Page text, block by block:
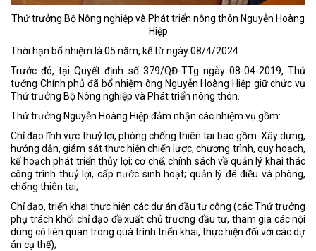
Thứ trưởng Bộ Nông nghiệp và Phát triển nông thôn Nguyễn Hoàng
Hiệp
Thời hạn bổ nhiệm là 05 năm, kể từ ngày 08/4/2024.
Trước đó, tại Quyết định số 379/QĐ-TTg ngày 08-04-2019, Thủ
tướng Chính phủ đã bổ nhiệm ông Nguyễn Hoàng Hiệp giữ chức vụ
Thứ trưởng Bộ Nông nghiệp và Phát triển nông thôn.
Thứ trưởng Nguyễn Hoàng Hiệp đảm nhận các nhiệm vụ gồm:
Chỉ đạo lĩnh vực thuỷ lợi, phòng chống thiên tai bao gồm: Xây dựng,
hướng dẫn, giám sát thực hiện chiến lược, chương trình, quy hoạch,
kế hoạch phát triển thủy lợi; cơ chế, chính sách về quản lý khai thác
công trình thuỷ lợi, cấp nước sinh hoạt; quản lý đê điều và phòng,
chống thiên tai;
Chỉ đạo, triển khai thực hiện các dự án đầu tư công (các Thứ trưởng
phụ trách khối chỉ đạo đề xuất chủ trương đầu tư, tham gia các nội
dung có liên quan trong quá trình triển khai, thực hiện đối với các dự
án cụ thể);